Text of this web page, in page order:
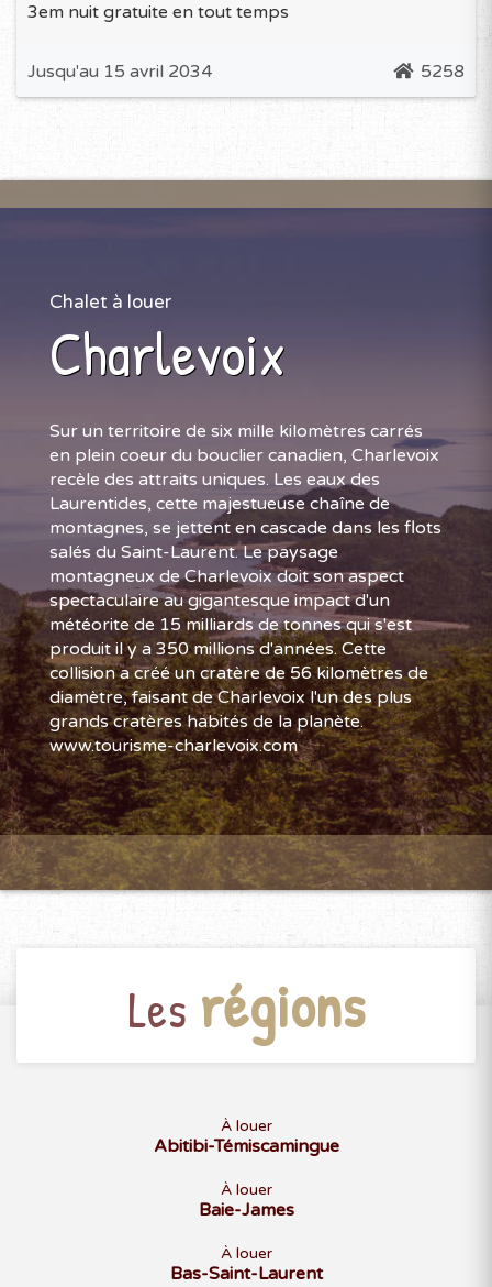
3em nuit gratuite en tout temps
Jusqu'au 15 avril 2034 5258
Chalet à louer
Charlevoix
Sur un territoire de six mille kilomètres carrés
en plein coeur du bouclier canadien, Charlevoix
recèle des attraits uniques. Les eaux des
Laurentides, cette majestueuse chaîne de
montagnes, se jettent en cascade dans les flots
salés du Saint-Laurent. Le paysage
montagneux de Charlevoix doit son aspect
spectaculaire au gigantesque impact d'un
météorite de 15 milliards de tonnes qui s'est
produit il y a 350 millions d'années. Cette
collision a créé un cratère de 56 kilomètres de
diamètre, faisant de Charlevoix l'un des plus
grands cratères habités de la planète.
www.tourisme-charlevoix.com
Les régions
À louer
Abitibi-Témiscamingue
À louer
Baie-James
À louer
Bas-Saint-Laurent